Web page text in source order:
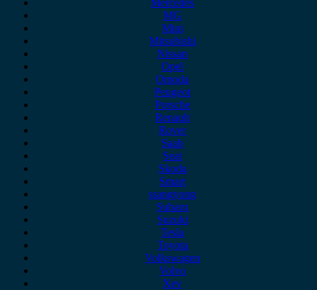
Mercedes
MG
Mini
Mitsubishi
Nissan
Opel
Omoda
Peugeot
Porsche
Renault
Rover
Saab
Seat
Skoda
Smart
ssangyong
Subaru
Suzuki
Tesla
Toyota
Volkswagen
Volvo
Xev